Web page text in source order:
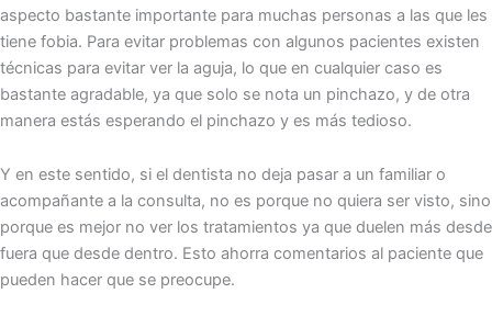
aspecto bastante importante para muchas personas a las que les
tiene fobia. Para evitar problemas con algunos pacientes existen
técnicas para evitar ver la aguja, lo que en cualquier caso es
bastante agradable, ya que solo se nota un pinchazo, y de otra
manera estás esperando el pinchazo y es más tedioso.
Y en este sentido, si el dentista no deja pasar a un familiar o
acompañante a la consulta, no es porque no quiera ser visto, sino
porque es mejor no ver los tratamientos ya que duelen más desde
fuera que desde dentro. Esto ahorra comentarios al paciente que
pueden hacer que se preocupe.